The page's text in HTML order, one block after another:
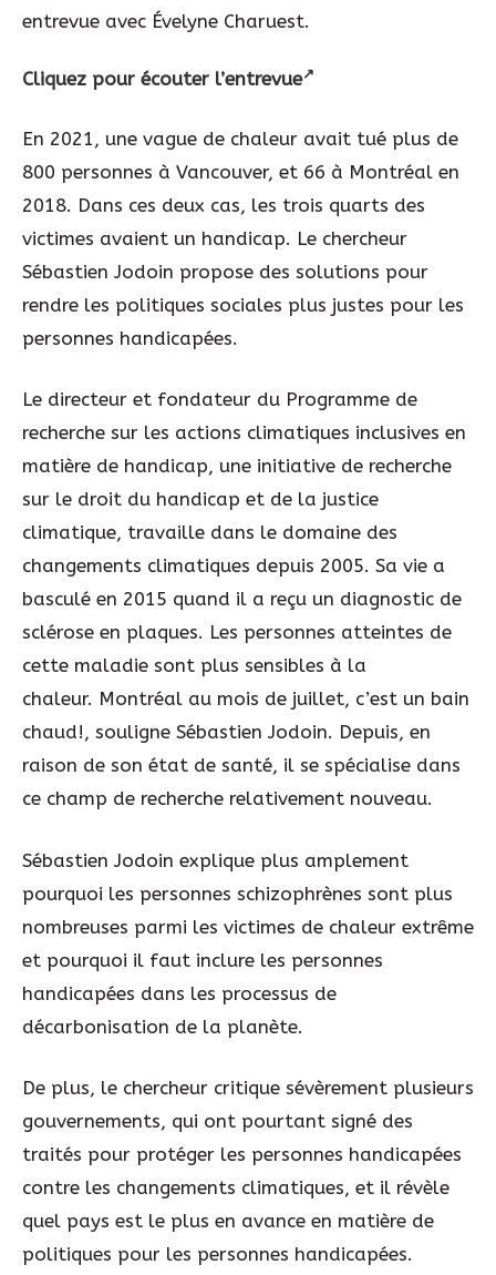
entrevue avec Évelyne Charuest.
Cliquez pour écouter l’entrevue
En 2021, une vague de chaleur avait tué plus de
800 personnes à Vancouver, et 66 à Montréal en
2018. Dans ces deux cas, les trois quarts des
victimes avaient un handicap. Le chercheur
Sébastien Jodoin propose des solutions pour
rendre les politiques sociales plus justes pour les
personnes handicapées.
Le directeur et fondateur du Programme de
recherche sur les actions climatiques inclusives en
matière de handicap, une initiative de recherche
sur le droit du handicap et de la justice
climatique, travaille dans le domaine des
changements climatiques depuis 2005. Sa vie a
basculé en 2015 quand il a reçu un diagnostic de
sclérose en plaques. Les personnes atteintes de
cette maladie sont plus sensibles à la
chaleur. Montréal au mois de juillet, c’est un bain
chaud! , souligne Sébastien Jodoin. Depuis, en
raison de son état de santé, il se spécialise dans
ce champ de recherche relativement nouveau.
Sébastien Jodoin explique plus amplement
pourquoi les personnes schizophrènes sont plus
nombreuses parmi les victimes de chaleur extrême
et pourquoi il faut inclure les personnes
handicapées dans les processus de
décarbonisation de la planète.
De plus, le chercheur critique sévèrement plusieurs
gouvernements, qui ont pourtant signé des
traités pour protéger les personnes handicapées
contre les changements climatiques, et il révèle
quel pays est le plus en avance en matière de
politiques pour les personnes handicapées.